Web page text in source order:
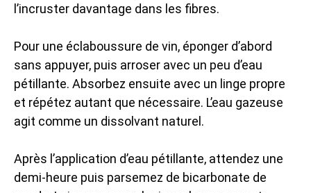
l’incruster davantage dans les fibres.
Pour une éclaboussure de vin, éponger d’abord
sans appuyer, puis arroser avec un peu d’eau
pétillante. Absorbez ensuite avec un linge propre
et répétez autant que nécessaire. L’eau gazeuse
agit comme un dissolvant naturel.
Après l’application d’eau pétillante, attendez une
demi-heure puis parsemez de bicarbonate de